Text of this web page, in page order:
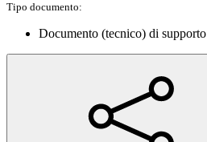
Tipo documento:
Documento (tecnico) di supporto